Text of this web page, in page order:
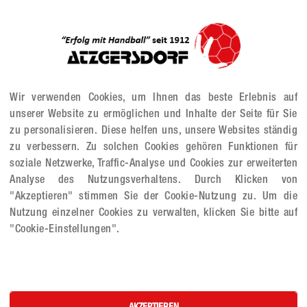
setzen sich die Bad Vöslauer bis zur Minute 26 mit +4 ab.
- die Wiener kämpfen sich bis zur Pause auf ein -2 heran und
die Heimmannschaft sich noch 3 x mit 4 Toren absetzen kann.
kämpferische Leistung und können in Minute 57 das
erspielen sie die Gäste den ersten Punkt in der laufenden
und können somit aus eigener Kraft noch die Top 4 in der
Wir verwenden Cookies, um Ihnen das beste Erlebnis auf
unserer Website zu ermöglichen und Inhalte der Seite für Sie
zu personalisieren. Diese helfen uns, unsere Websites ständig
zu verbessern. Zu solchen Cookies gehören Funktionen für
soziale Netzwerke, Traffic-Analyse und Cookies zur erweiterten
Analyse des Nutzungsverhaltens. Durch Klicken von
"Akzeptieren" stimmen Sie der Cookie-Nutzung zu. Um die
Nutzung einzelner Cookies zu verwalten, klicken Sie bitte auf
"Cookie-Einstellungen".